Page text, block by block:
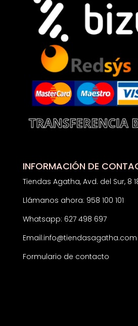
INFORMACIÓN DE
Tiendas Agatha, Avd. del Sur, 8
Llámanos ahora: 958 100 101
Whatsapp: 627 498 697
Email:info@tiendasagatha.com
Formulario de contacto